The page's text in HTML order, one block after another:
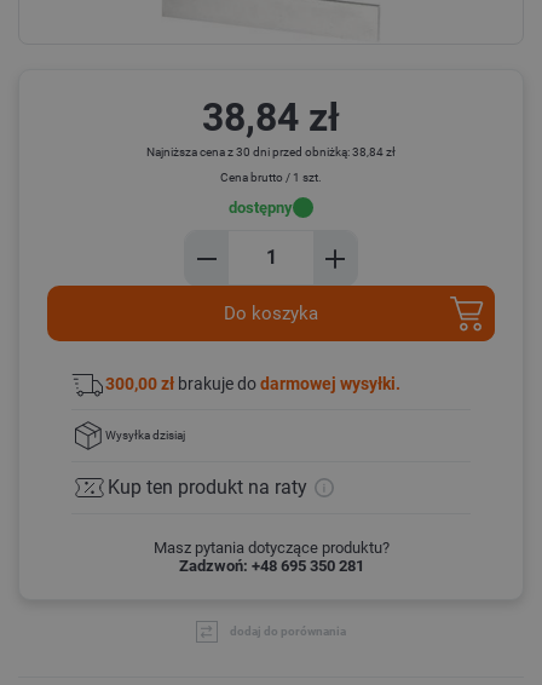
38,84 zł
Najniższa cena z 30 dni przed obniżką: 38,84 zł
Cena brutto / 1 szt.
dostępny
Do koszyka
300,00 zł brakuje dodarmowej wysyłki.
Wysyłkadzisiaj
Kup ten produkt na raty
Masz pytania dotyczące produktu?
Zadzwoń: +48 695 350 281
dodaj do porównania